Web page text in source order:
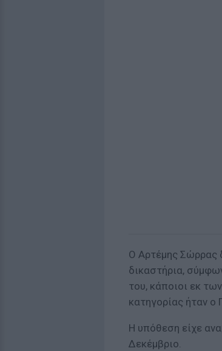
Ο Αρτέμης Σώρρας
δικαστήρια,
του, κάποιοι εκ
κατηγορίας ήταν ο
Η υπόθεση είχε
Δεκέμβριο.